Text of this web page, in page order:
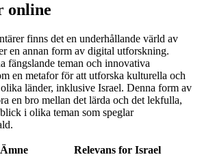
online
finns det en underhållande värld av
en annan form av digital utforskning.
fängslande teman och innovativa
en metafor för att utforska kulturella och
länder, inklusive Israel. Denna form av
en bro mellan det lärda och det lekfulla,
i olika teman som speglar
Ämne
Relevans for Israel